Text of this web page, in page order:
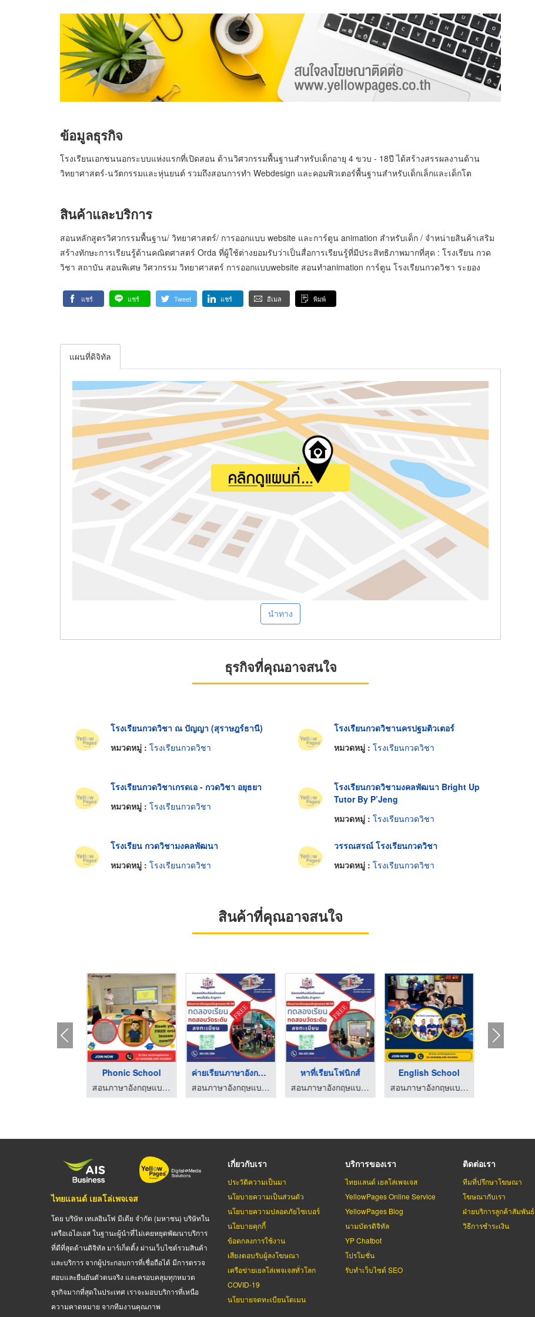
ข้อมูลธุรกิจ
โรงเรียนเอกชนนอกระบบแห่งแรกที่เปิดสอน ด้านวิศวกรรมพื้นฐานสำหรับเด็กอายุ 4 ขวบ - 18ปี ได้สร้างสรรผลงานด้าน
วิทยาศาสตร์-นวัตกรรมและหุ่นยนต์ รวมถึงสอนการทำ Webdesign และคอมพิวเตอร์พื้นฐานสำหรับเด็กเล็กและเด็กโต
สินค้าและบริการ
สอนหลักสูตรวิศวกรรมพื้นฐาน/ วิทยาศาสตร์/ การออกแบบ website และการ์ตูน animation สำหรับเด็ก / จำหน่ายสินค้าเสริม
สร้างทักษะการเรียนรู้ด้านคณิตศาสตร์ Orda ที่ผู้ใช้ต่างยอมรับว่าเป็นสื่อการเรียนรู้ที่มีประสิทธิภาพมากที่สุด : โรงเรียน กวด
วิชา สถาบัน สอนพิเศษ วิศวกรรม วิทยาศาสตร์ การออกแบบwebsite สอนทำanimation การ์ตูน โรงเรียนกวดวิชา ระยอง
แชร์ แชร์ Tweet แชร์ อีเมล พิมพ์
แผนที่ดิจิทัล
นำทาง
ธุรกิจที่คุณอาจสนใจ
โรงเรียนกวดวิชา ณ ปัญญา (สุราษฎร์ธานี)
หมวดหมู่ : โรงเรียนกวดวิชา
โรงเรียนกวดวิชานครปฐมติวเตอร์
หมวดหมู่ : โรงเรียนกวดวิชา
โรงเรียนกวดวิชาเกรดเอ - กวดวิชา อยุธยา
หมวดหมู่ : โรงเรียนกวดวิชา
โรงเรียนกวดวิชามงคลพัฒนา Bright Up
Tutor By P’Jeng
หมวดหมู่ : โรงเรียนกวดวิชา
โรงเรียน กวดวิชามงคลพัฒนา
หมวดหมู่ : โรงเรียนกวดวิชา
วรรณสรณ์ โรงเรียนกวดวิชา
หมวดหมู่ : โรงเรียนกวดวิชา
สินค้าที่คุณอาจสนใจ
Phonic School
สอนภาษาอังกฤษแบบโฟนิกส์ - มิสเตอร์ทิม เลิร์นนิ่งแลนด์
ค่ายเรียนภาษาอังกฤษโ ...
สอนภาษาอังกฤษแบบโฟนิกส์ - มิสเตอร์ทิม เลิร์นนิ่งแลนด์
หาที่เรียนโฟนิกส์
สอนภาษาอังกฤษแบบโฟนิกส์ - มิสเตอร์ทิม เลิร์นนิ่งแลนด์
English School
สอนภาษาอังกฤษแบบโฟนิกส์ - มิสเตอร์ทิม เลิร์นนิ่งแลนด์
ไทยแลนด์ เยลโล่เพจเจส
โดย บริษัท เทเลอินโฟ มีเดีย จำกัด (มหาชน) บริษัทใน
เครือเอไอเอส ในฐานะผู้นำที่ไม่เคยหยุดพัฒนาบริการ
ที่ดีที่สุดด้านดิจิทัล มาร์เก็ตติ้ง ผ่านเว็บไซต์รวมสินค้า
และบริการ จากผู้ประกอบการที่เชื่อถือได้ มีการตรวจ
สอบและยืนยันตัวตนจริง และครอบคลุมทุกหมวด
ธุรกิจมากที่สุดในประเทศ เราจะมอบบริการที่เหนือ
ความคาดหมาย จากทีมงานคุณภาพ
เกี่ยวกับเรา
ประวัติความเป็นมา
นโยบายความเป็นส่วนตัว
นโยบายความปลอดภัยไซเบอร์
นโยบายคุกกี้
ข้อตกลงการใช้งาน
เสียงตอบรับผู้ลงโฆษณา
เครือข่ายเยลโล่เพจเจสทั่วโลก
COVID-19
นโยบายจดทะเบียนโดเมน
บริการของเรา
ไทยแลนด์ เยลโล่เพจเจส
YellowPages Online Service
YellowPages Blog
นามบัตรดิจิทัล
YP Chatbot
โปรโมชั่น
รับทำเว็บไซต์ SEO
ติดต่อเรา
ทีมที่ปรึกษาโฆษณา
โฆษณากับเรา
ฝ่ายบริการลูกค้าสัมพันธ์
วิธีการชำระเงิน